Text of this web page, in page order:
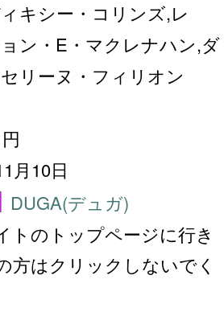
キシー・コリンズ,レ
ン・E・マクレナハン,ダ
リーヌ・フィリオン
月10日
DUGA(デュガ)
トのトップページに行き
方はクリックしないでく